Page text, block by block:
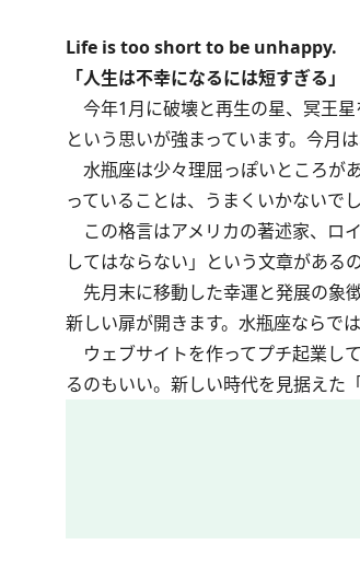
Life is too short to be unhappy.
「人生は不幸になるには短すぎる」
今年1月に破壊と再生の星、冥王星
という思いが強まっています。今月
水瓶座は少々理屈っぽいところが
っていることは、うまくいかないで
この格言はアメリカの著述家、ロ
してはならない」という文章がある
先月末に移動した幸運と発展の象
新しい扉が開きます。水瓶座ならで
ウェブサイトを作ってプチ起業し
るのもいい。新しい時代を見据えた